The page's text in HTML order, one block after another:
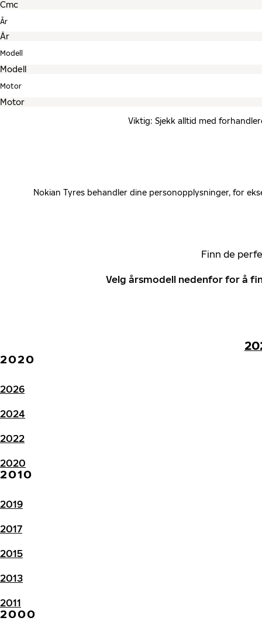
År
Modell
Motor
Viktig: Sjekk alltid med
Nokian Tyres behandler dine personopplysninger, for
Finn de
Velg årsmodell nedenfor for å
2020
2026
2024
2022
2020
2010
2019
2017
2015
2013
2011
2000